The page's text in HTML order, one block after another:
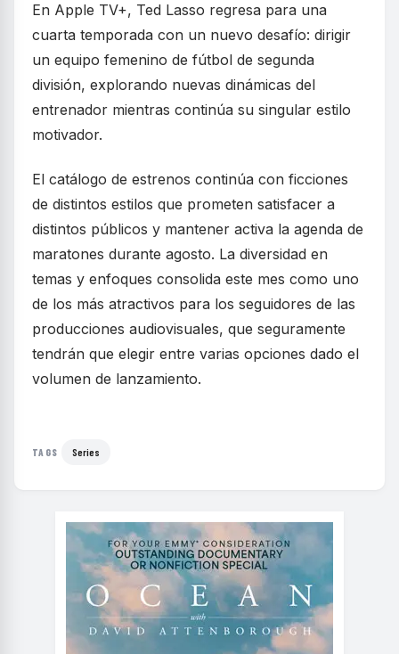
En Apple TV+, Ted Lasso regresa para una
cuarta temporada con un nuevo desafío: dirigir
un equipo femenino de fútbol de segunda
división, explorando nuevas dinámicas del
entrenador mientras continúa su singular estilo
motivador.
El catálogo de estrenos continúa con ficciones
de distintos estilos que prometen satisfacer a
distintos públicos y mantener activa la agenda de
maratones durante agosto. La diversidad en
temas y enfoques consolida este mes como uno
de los más atractivos para los seguidores de las
producciones audiovisuales, que seguramente
tendrán que elegir entre varias opciones dado el
volumen de lanzamiento.
TAGS Series